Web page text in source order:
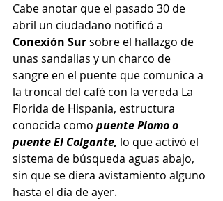
Cabe anotar que el pasado 30 de
abril un ciudadano notificó a
Conexión Sur sobre el hallazgo de
unas sandalias y un charco de
sangre en el puente que comunica a
la troncal del café con la vereda La
Florida de Hispania, estructura
conocida como puente Plomo o
puente El Colgante, lo que activó el
sistema de búsqueda aguas abajo,
sin que se diera avistamiento alguno
hasta el día de ayer.